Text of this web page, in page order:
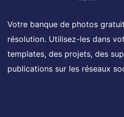
Votre banque de photos
résolution. Utilisez-les dans
templates, des projets, des
publications sur les réseaux